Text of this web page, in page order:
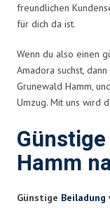
freundlichen
für dich da ist.
Wenn du also einen
Amadora suchst,
Grunewald Hamm,
Umzug. Mit uns wird
Hamm
Günstige Beiladung